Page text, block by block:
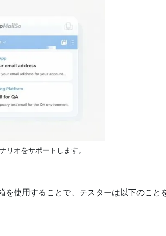
オをサポートします。
使用することで、テスターは以下のこと